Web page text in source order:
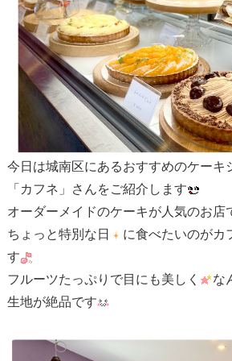
今日は城南区にあるおすすめのケーキ
「カフネ」さんをご紹介します
オーダーメイドのケーキが人気のお店
ちょっと特別な日
に食べたいのがカ
す
フルーツたっぷりで目にも美しく
な
生地が絶品です